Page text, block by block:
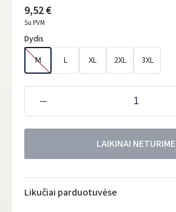
9,52 €
Su PVM
Dydis
M
L XL 2XL 3XL
LAIKINAI NETURIME
Likučiai parduotuvėse